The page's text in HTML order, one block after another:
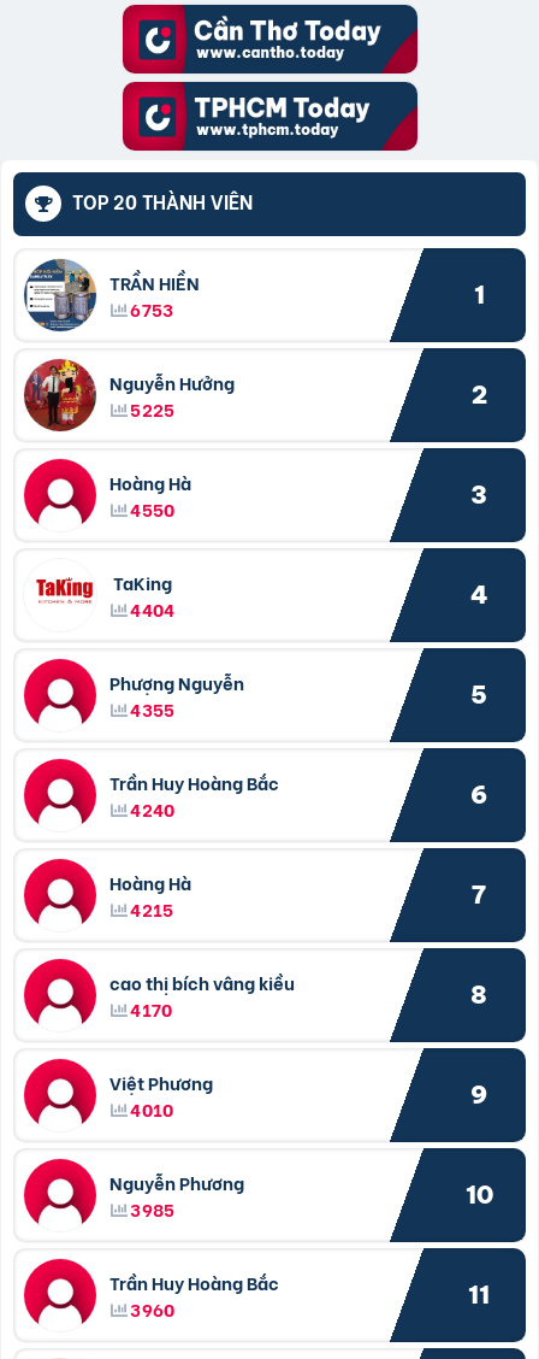
TOP 20 THÀNH VIÊN
TRẦN HIỀN
6753
1
Nguyễn Hưởng
5225
2
Hoàng Hà
4550
3
TaKing
4404
4
Phượng Nguyễn
4355
5
Trần Huy Hoàng Bắc
4240
6
Hoàng Hà
4215
7
cao thị bích vâng kiều
4170
8
Việt Phương
4010
9
Nguyễn Phương
3985
10
Trần Huy Hoàng Bắc
3960
11